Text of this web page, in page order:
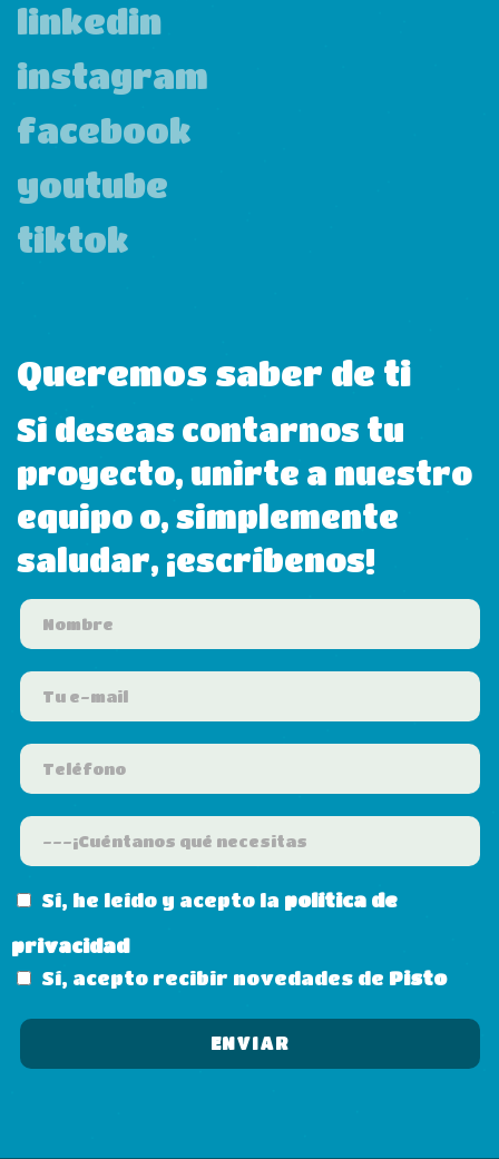
linkedin
instagram
facebook
youtube
tiktok
Queremos saber de ti
Si deseas contarnos tu
proyecto, unirte a nuestro
equipo o, simplemente
saludar, ¡escríbenos!
Sí, he leído y acepto la política de
privacidad
Sí, acepto recibir novedades de Pisto